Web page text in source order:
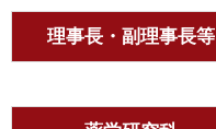
理事長・副理事長等